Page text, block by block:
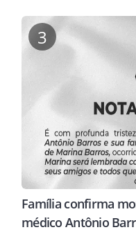
3
Família confirma
médico Antônio